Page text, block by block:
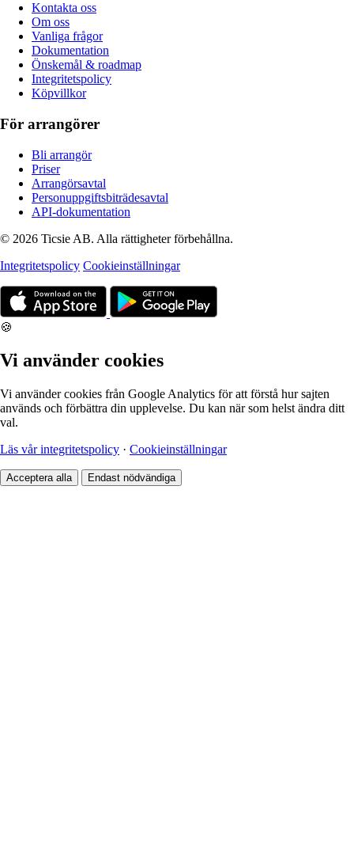
Kontakta oss
Om oss
Vanliga frågor
Dokumentation
Önskemål & roadmap
Integritetspolicy
Köpvillkor
För arrangörer
Bli arrangör
Priser
Arrangörsavtal
Personuppgiftsbiträdesavtal
API-dokumentation
© 2026 Ticsie AB. Alla rättigheter förbehållna.
Integritetspolicy Cookieinställningar
🍪
Vi använder cookies
Vi använder cookies från Google Analytics för att förstå hur sajten
används och förbättra din upplevelse. Du kan när som helst ändra ditt
val.
Läs vår integritetspolicy · Cookieinställningar
Acceptera alla Endast nödvändiga